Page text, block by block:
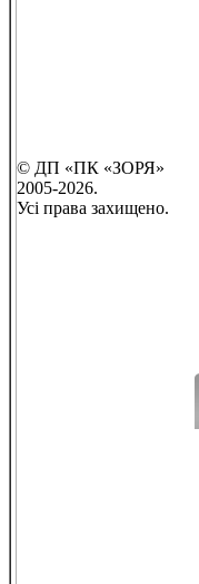
© ДП «ПК «ЗОРЯ»
2005-2026.
Усі права захищено.